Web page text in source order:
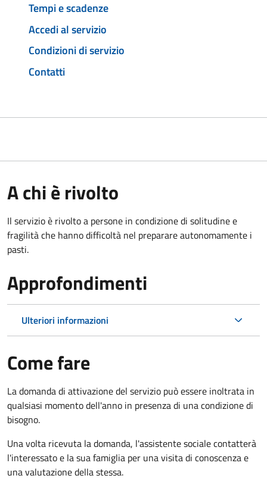
Tempi e scadenze
Accedi al servizio
Condizioni di servizio
Contatti
A chi è rivolto
Il servizio è rivolto a persone in condizione di solitudine e
fragilità che hanno difficoltà nel preparare autonomamente i
pasti.
Approfondimenti
Ulteriori informazioni
Come fare
La domanda di attivazione del servizio può essere inoltrata in
qualsiasi momento dell'anno in presenza di una condizione di
bisogno.
Una volta ricevuta la domanda, l'assistente sociale contatterà
l'interessato e la sua famiglia per una visita di conoscenza e
una valutazione della stessa.